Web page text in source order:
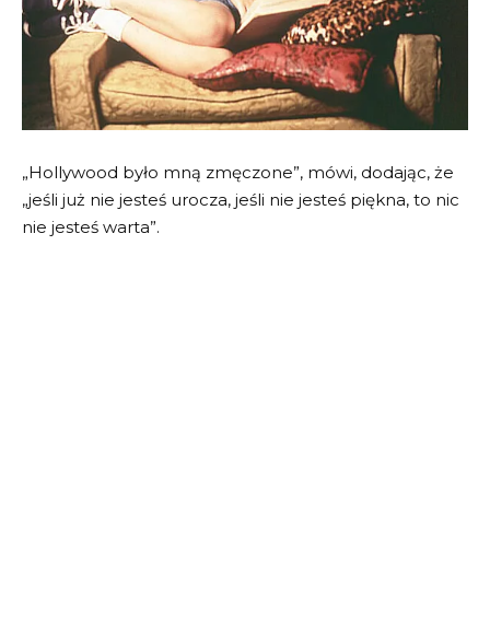
„Hollywood było mną zmęczone”, mówi, dodając, że
„jeśli już nie jesteś urocza, jeśli nie jesteś piękna, to nic
nie jesteś warta”.